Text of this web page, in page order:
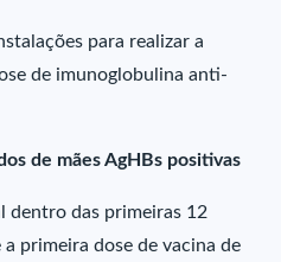
para realizar a
de imunoglobulina anti-
de mães AgHBs positivas
dentro das primeiras 12
primeira dose de vacina de